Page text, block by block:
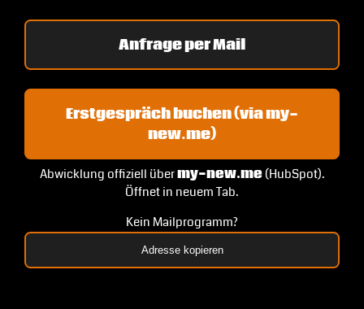
Anfrage per Mail
Erstgespräch buchen (via my-
new.me)
Abwicklung offiziell übermy-new.me(HubSpot).
Öffnet in neuem Tab.
Kein Mailprogramm?
Adresse kopieren